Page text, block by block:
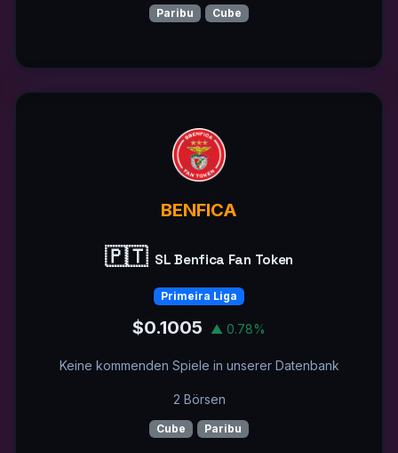
Paribu Cube
BENFICA
🇵🇹 SL Benfica Fan Token
Primeira Liga
$0.1005 ▲ 0.78%
Keine kommenden Spiele in unserer Datenbank
2 Börsen
Cube Paribu